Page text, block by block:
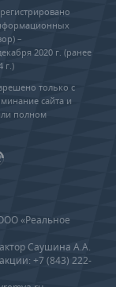
–
2020 г. (ранее
г.)
только с
сайта и
полном
«Реальное
Саушина А.А.
+7 (843) 222-